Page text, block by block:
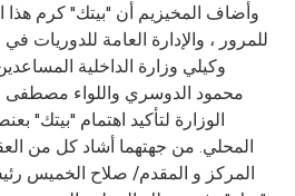
وأضاف المخيزيم أن "بيتك" كرم هذا
للمرور ، والإدارة العامة للدوريات
وكيلي وزارة الداخلية
محمود الدوسري واللواء مصطفى
الوزارة لتأكيد اهتمام "بيتك"
المحلي. من جهتهما أشاد كل من
المركز و المقدم/ صلاح الخميس